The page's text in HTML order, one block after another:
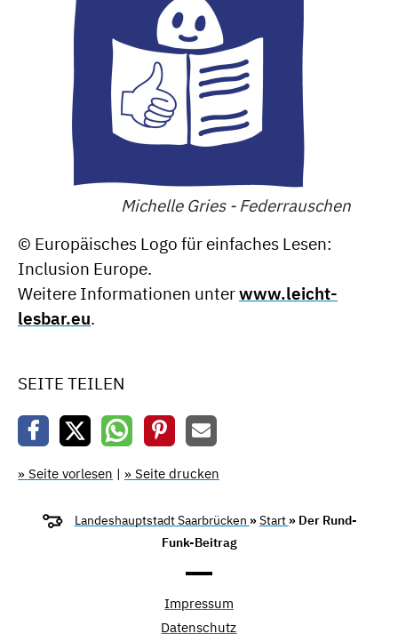
Michelle Gries - Federrauschen
© Europäisches Logo für einfaches Lesen:
Inclusion Europe.
Weitere Informationen unterwww.leicht-
lesbar.eu.
SEITE TEILEN
» Seite vorlesen | » Seite drucken
Landeshauptstadt Saarbrücken »Start » Der Rund-
Funk-Beitrag
Impressum
Datenschutz